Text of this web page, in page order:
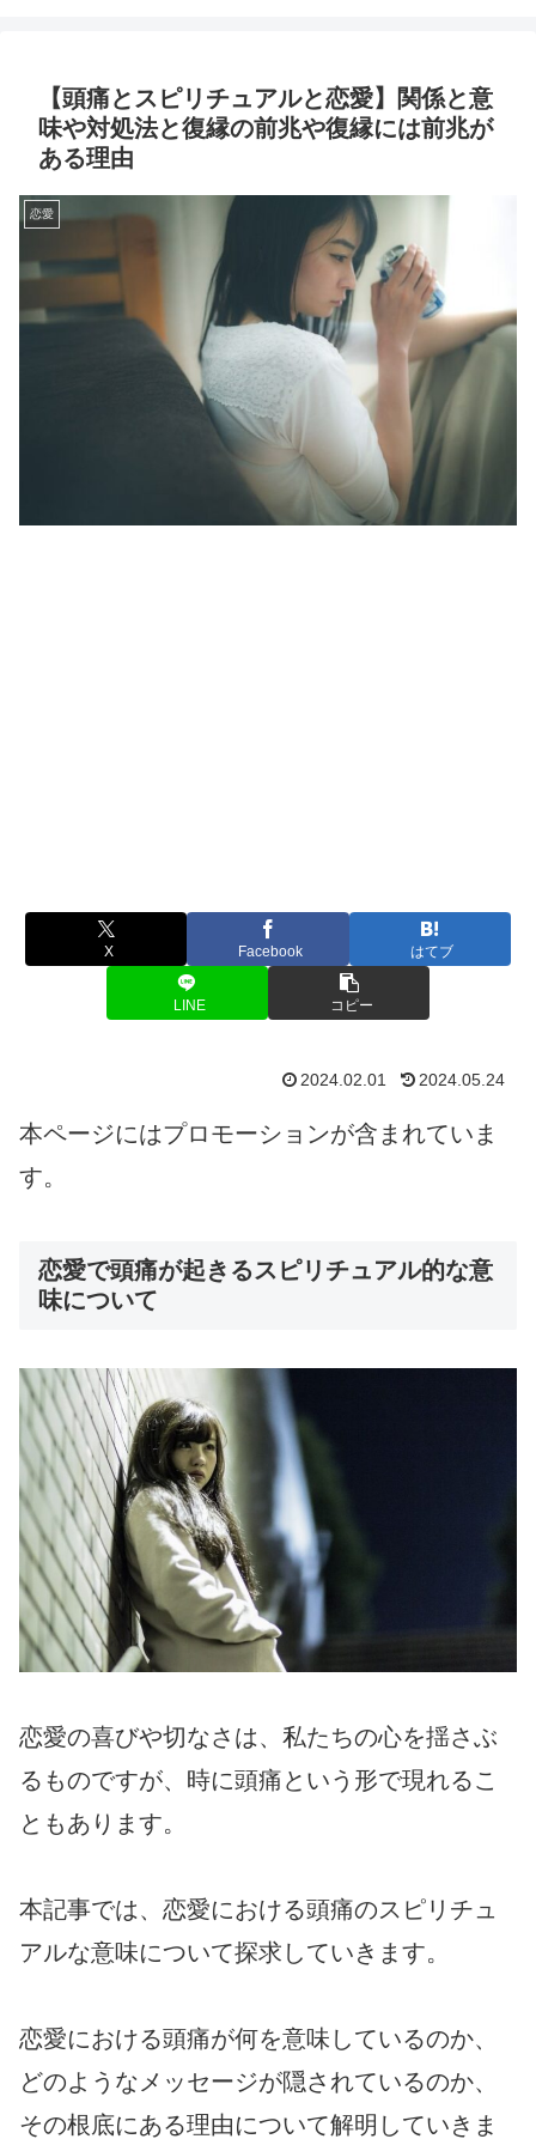
【頭痛とスピリチュアルと恋愛】関係と意
味や対処法と復縁の前兆や復縁には前兆が
ある理由
恋愛
X Facebook はてブ
LINE コピー
2024.02.01 2024.05.24
本ページにはプロモーションが含まれていま
す。
恋愛で頭痛が起きるスピリチュアル的な意
味について
恋愛の喜びや切なさは、私たちの心を揺さぶ
るものですが、時に頭痛という形で現れるこ
ともあります。
本記事では、恋愛における頭痛のスピリチュ
アルな意味について探求していきます。
恋愛における頭痛が何を意味しているのか、
どのようなメッセージが隠されているのか、
その根底にある理由について解明していきま